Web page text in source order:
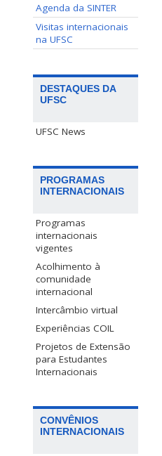
Agenda da SINTER
Visitas internacionais
na UFSC
DESTAQUES DA
UFSC
UFSC News
PROGRAMAS
INTERNACIONAIS
Programas
internacionais
vigentes
Acolhimento à
comunidade
internacional
Intercâmbio virtual
Experiências COIL
Projetos de Extensão
para Estudantes
Internacionais
CONVÊNIOS
INTERNACIONAIS